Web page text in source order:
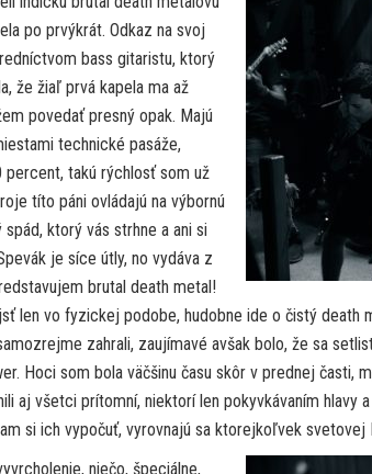
po prvýkrát. Odkaz na svoj
bass gitaristu, ktorý
že žiaľ prvá kapela ma až
povedať presný opak. Majú
technické pasáže,
takú rýchlosť som už
títo páni ovládajú na výbornú
ktorý vás strhne a ani si
je síce útly, no vydáva z
brutal death metal!
len vo fyzickej podobe, hudobne ide o čistý death
zahrali, zaujímavé avšak bolo, že sa
Hoci som bola väčšinu času skôr v prednej časti,
aj všetci prítomní, niektorí len pokyvkávaním hlavy
si ich vypočuť, vyrovnajú sa ktorejkoľvek svetovej
niečo, špeciálne,